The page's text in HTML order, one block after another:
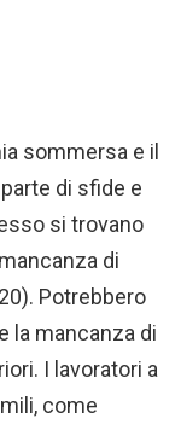
sommersa e il
di sfide e
si trovano
di
Potrebbero
la mancanza di
I lavoratori a
come